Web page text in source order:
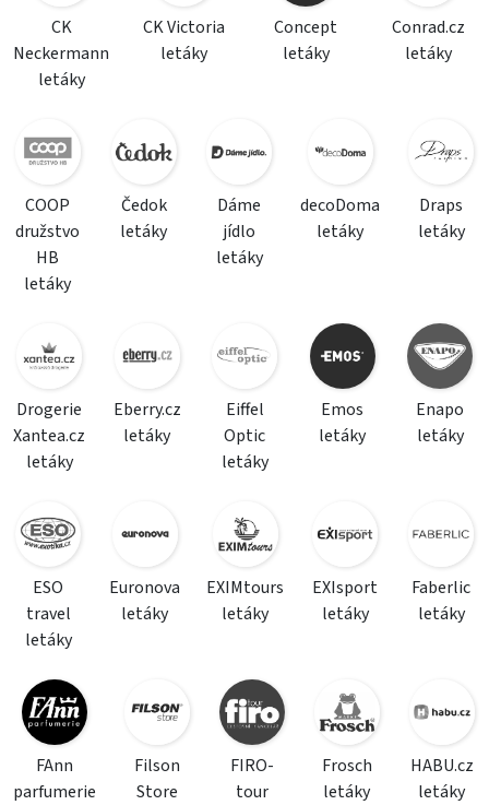
CK
Neckermann
letáky
CK Victoria
letáky
Concept
letáky
Conrad.cz
letáky
COOP
družstvo
HB
letáky
Čedok
letáky
Dáme
jídlo
letáky
decoDoma
letáky
Draps
letáky
Drogerie
Xantea.cz
letáky
Eberry.cz
letáky
Eiffel
Optic
letáky
Emos
letáky
Enapo
letáky
ESO
travel
letáky
Euronova
letáky
EXIMtours
letáky
EXIsport
letáky
Faberlic
letáky
FAnn
parfumerie
Filson
Store
FIRO-
tour
Frosch
letáky
HABU.cz
letáky